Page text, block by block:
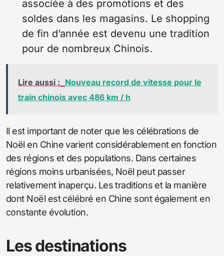
associée à des promotions et des
soldes dans les magasins. Le shopping
de fin d’année est devenu une tradition
pour de nombreux Chinois.
Lire aussi : Nouveau record de vitesse pour le
train chinois avec 486 km / h
Il est important de noter que les célébrations de
Noël en Chine varient considérablement en fonction
des régions et des populations. Dans certaines
régions moins urbanisées, Noël peut passer
relativement inaperçu. Les traditions et la manière
dont Noël est célébré en Chine sont également en
constante évolution.
Les destinations